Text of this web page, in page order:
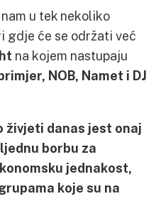
u tek nekoliko
gdje će se održati već
na kojem nastupaju
NOB, Namet i DJ
živjeti danas jest onaj
borbu za
jednakost,
koje su na